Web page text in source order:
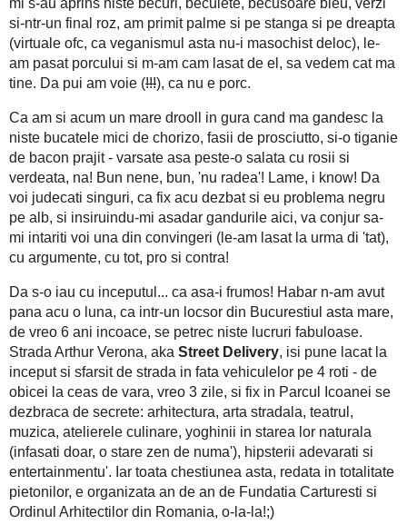
Si, ca intotdeauna, exista un totusi! Acum o luna de zile - ca
in cand iarba si abia azi ideea in sine - la Street delivery si
Steer, s-au intamplat niste lucruri dom'le si mi s-au aprins
verzi si-ntr-un final roz, am primit palme si pe stanga si pe
nu-i masochist deloc), le-am pasat porcului si m-am cam lasat
voie (
), ca nu e porc.
Ca am si acum un mare drooll in gura cand ma gandesc la
prosciutto, si-o tiganie de bacon prajit - varsate asa peste-o
bun, 'nu radea'! Lame, i know! Da voi judecati singuri, ca fix
si insiruindu-mi asadar gandurile aici, va conjur sa-mi
urma di 'tat), cu argumente, cu tot, pro si contra!
Da s-o iau cu inceputul... ca asa-i frumos! Habar n-am
akaStreet Delivery, isi pune lacat la inceput si sfarsit de
obicei la ceas de vara, vreo 3 zile, si fix in Parcul Icoanei
stradala, teatrul, muzica, atelierele culinare, yoghinii in
de numa'), hipsterii adevarati si entertainmentu'. Iar
pietonilor, e organizata an de an de Fundatia Carturesti si